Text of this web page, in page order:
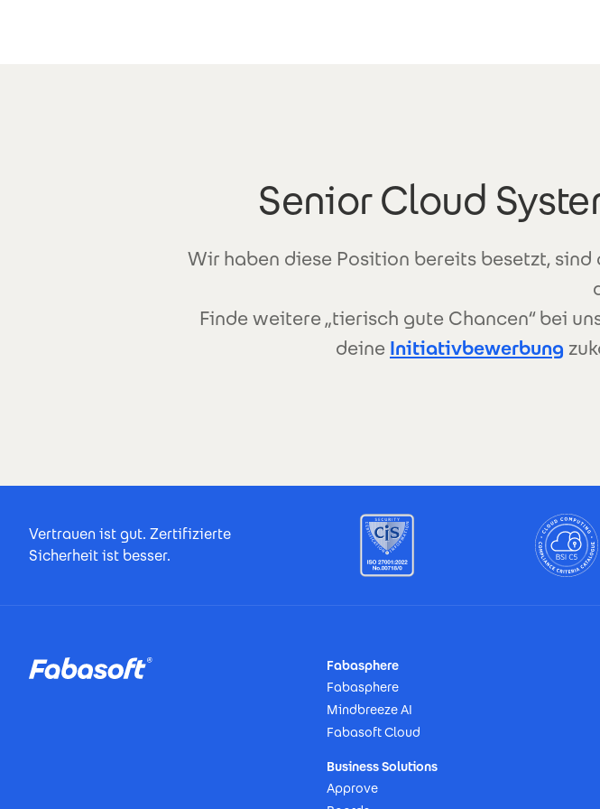
Senior Cloud
Wir haben diese Position bereits besetzt,
Finde weitere „tierisch gute Chancen“ bei
deine Initiativbewerbung
Vertrauen ist gut. Zertifizierte
Sicherheit ist besser.
Fabasphere
Fabasphere
Mindbreeze AI
Fabasoft Cloud
Business Solutions
Approve